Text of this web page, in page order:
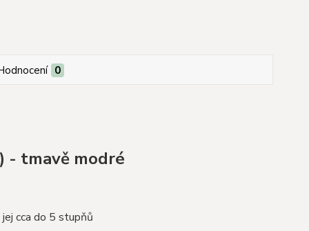
0
tmavě modré
cca do 5 stupňů